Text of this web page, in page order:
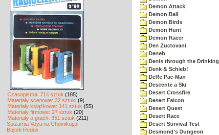
Czasopisma: 714 sztuk (185)
Materiały scenowe: 32 sztuki (9)
Materiały książkowe: 141 sztuk (55)
Materiały firmowe: 27 sztuk (20)
Materiały o grach: 351 sztuk (211)
Spiżarnia Voya na Chomikuj.pl
Bajtek Redux
Demon Attack
Demon Ball
Demon Birds
Demon Hunt
Demon Racer
Den Zuctovani
Deneb
Denis through the
Denk & Schieb!
DeRe Pac-Man
Descente a Ski
Desert Crossfire
Desert Falcon
Desert Quest
Desert Race
Desert Survival Test
Desmond's Dungeon